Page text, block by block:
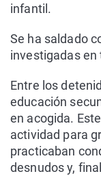
infantil.
Se ha saldado
investigadas en
Entre los
educación
en acogida.
actividad para
practicaban
desnudos y,